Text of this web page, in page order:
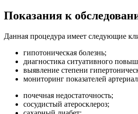
Показания к
Данная процедура имеет следующие
гипотоническая болезнь;
диагностика ситуативного
выявление степени
мониторинг показателей
почечная недостаточность;
сосудистый атеросклероз;